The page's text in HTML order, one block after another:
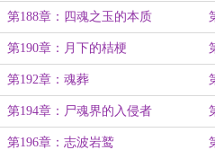
第188章：四魂之玉的本质
第190章：月下的桔梗
第192章：魂葬
第194章：尸魂界的入侵者
第196章：志波岩鹫